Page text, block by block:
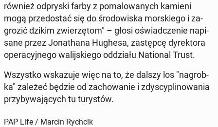
również od­pry­ski farby z po­ma­lo­wa­nych kamieni
mogą prze­do­stać się do śro­do­wi­ska mor­skie­go i za­
gro­zić dzikim zwie­rzę­tom" – głosi oświad­cze­nie na­pi­
sa­ne przez Jo­na­tha­na Hughesa, za­stęp­cę dy­rek­to­ra
ope­ra­cyj­ne­go wa­lij­skie­go od­dzia­łu Na­tio­nal Trust.
Wszyst­ko wska­zu­je więc na to, że dalszy los "na­grob­
ka" zależeć będzie od za­cho­wa­nie i zdy­scy­pli­no­wa­nia
przy­by­wa­ją­cych tu tu­ry­stów.
PAP Life / Marcin Rychcik